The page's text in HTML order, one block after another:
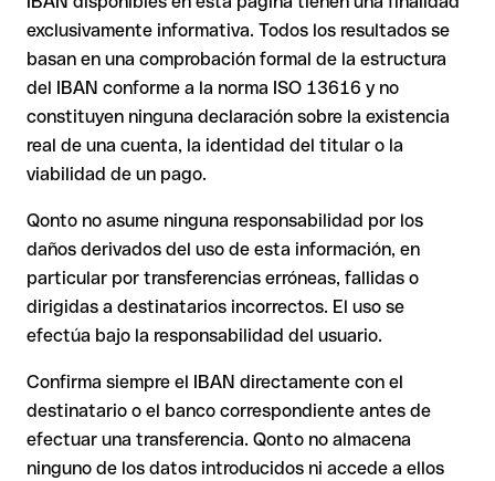
real (por ejemplo, si se han transpuesto dígitos y la
combinación resultante es formalmente válida).
Recomendación: Pide al destinatario que te confirme el IBAN
por escrito, especialmente en nuevas relaciones comerciales
puede verificarla el propio Caisse d'Epargne o mediante una
transferencia de prueba.
El banco receptor está obligado a colaborar en la
recuperación de los fondos.
Tu entidad puede iniciar un proceso de reclamación a
petición tuya.
La devolución no está asegurada, especialmente si el
destinatario ya ha retirado el dinero.
En transferencias internacionales fuera del espacio SEPA, la
recuperación es considerablemente más compleja y conlleva
comisiones .
Recomendación: Verifica cada IBAN antes de una
transferencia con nuestro IBAN Checker gratuito y, en caso
de duda, confírmalo directamente con el destinatario. Esta
precaución es especialmente importante con importes
elevados o nuevas relaciones comerciales.
exclusivamente informativa. Todos los resultados se
basan en una comprobación formal de la estructura
del IBAN conforme a la norma ISO 13616 y no
constituyen ninguna declaración sobre la existencia
real de una cuenta, la identidad del titular o la
viabilidad de un pago.
Qonto no asume ninguna responsabilidad por los
daños derivados del uso de esta información, en
particular por transferencias erróneas, fallidas o
dirigidas a destinatarios incorrectos. El uso se
efectúa bajo la responsabilidad del usuario.
Confirma siempre el IBAN directamente con el
destinatario o el banco correspondiente antes de
efectuar una transferencia. Qonto no almacena
ninguno de los datos introducidos ni accede a ellos